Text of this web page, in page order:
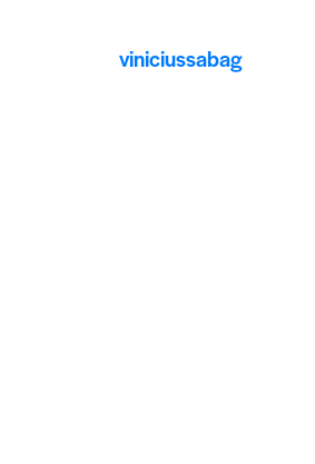
viniciussabag